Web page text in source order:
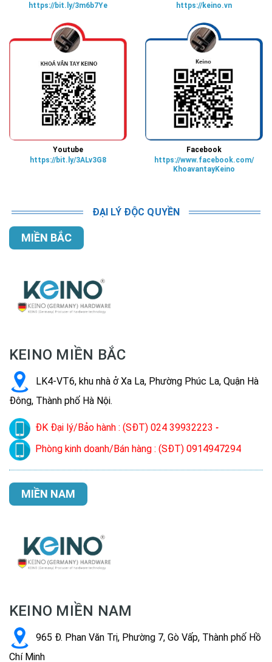
https://bit.ly/3m6b7Ye
https://keino.vn
Youtube
https://bit.ly/3ALv3G8
Facebook
https://www.facebook.com/
KhoavantayKeino
ĐẠI LÝ ĐỘC QUYỀN
MIỀN BẮC
KEINO MIỀN BẮC
LK4-VT6, khu nhà ở Xa La, Phường Phúc La, Quận Hà
Đông, Thành phố Hà Nội.
ĐK Đại lý/Bảo hành : (SĐT) 024 39932223 -
Phòng kinh doanh/Bán hàng : (SĐT) 0914947294
MIỀN NAM
KEINO MIỀN NAM
965 Đ. Phan Văn Trị, Phường 7, Gò Vấp, Thành phố Hồ
Chí Minh